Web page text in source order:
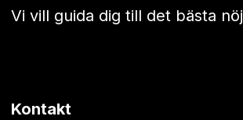
Vi vill guida dig till det bästa
Kontakt